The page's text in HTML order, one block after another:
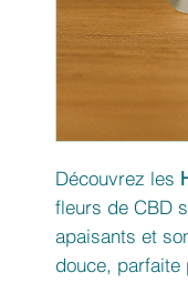
Découvrez les
fleurs de CBD
apaisants et
douce, parfaite